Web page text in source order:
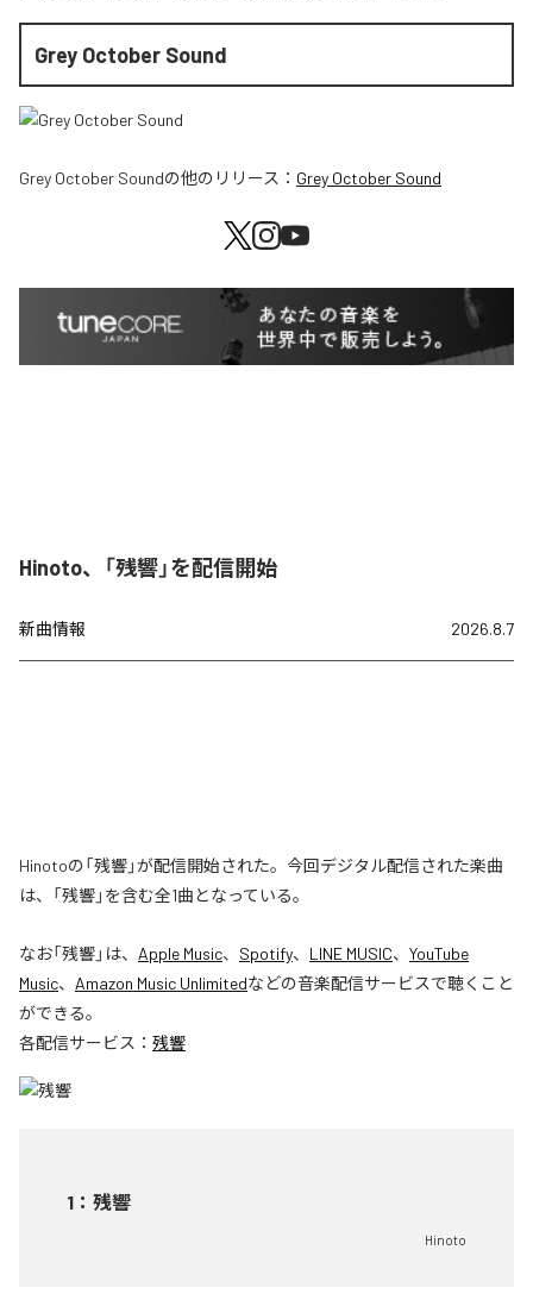
Grey October Sound
Grey October Soundの他のリリース： Grey October Sound
Hinoto、「残響」を配信開始
新曲情報 2026.8.7
Hinotoの「残響」が配信開始された。今回デジタル配信された楽曲
は、「残響」を含む全1曲となっている。
なお「残響」は、 Apple Music、 Spotify、 LINE MUSIC、 YouTube
Music、 Amazon Music Unlimitedなどの音楽配信サービスで聴くこと
ができる。
各配信サービス： 残響
1 ： 残響
Hinoto